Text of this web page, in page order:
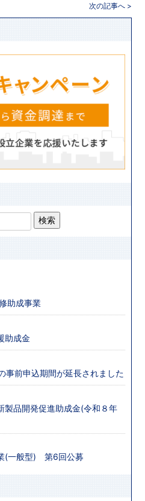
次の記事へ >
助成事業
助成金
前申込期間が延長されました
品開発促進助成金(令和８年
(一般型) 第6回公募